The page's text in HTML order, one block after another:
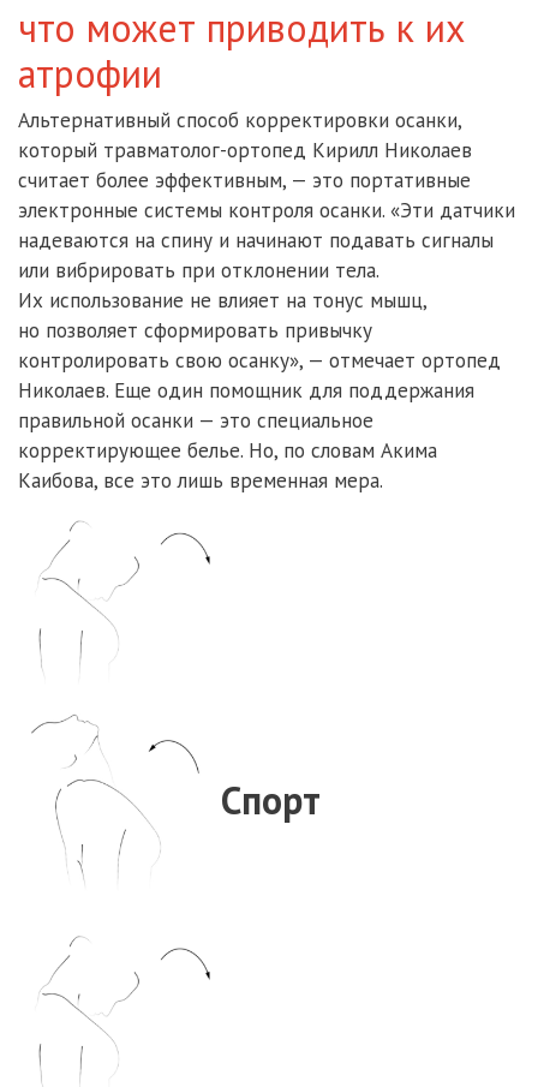
что может приводить к их
атрофии
Альтернативный способ корректировки осанки,
который травматолог-ортопед Кирилл Николаев
считает более эффективным, — это портативные
электронные системы контроля осанки. «Эти датчики
надеваются на спину и начинают подавать сигналы
или вибрировать при отклонении тела.
Их использование не влияет на тонус мышц,
но позволяет сформировать привычку
контролировать свою осанку», — отмечает ортопед
Николаев. Еще один помощник для поддержания
правильной осанки — это специальное
корректирующее белье. Но, по словам Акима
Каибова, все это лишь временная мера.
Спорт